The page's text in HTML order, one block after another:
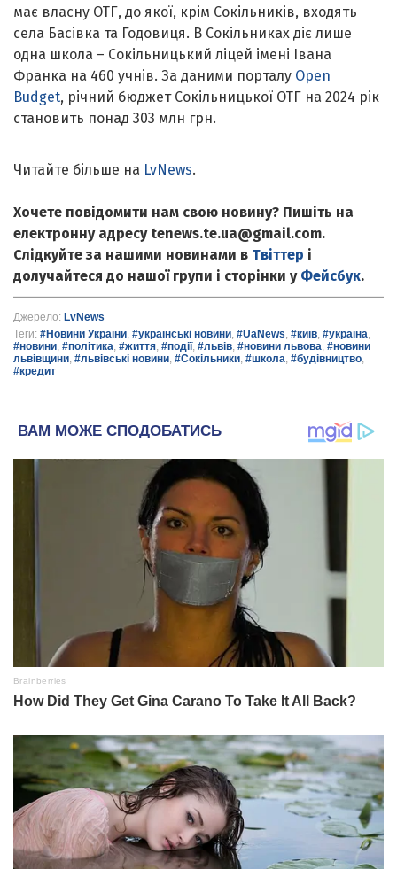
має власну ОТГ, до якої, крім Сокільників, входять
села Басівка та Годовиця. В Сокільниках діє лише
одна школа – Сокільницький ліцей імені Івана
Франка на 460 учнів. За даними порталу Open
Budget, річний бюджет Сокільницької ОТГ на 2024 рік
становить понад 303 млн грн.
Читайте більше на LvNews.
Хочете повідомити нам свою новину? Пишіть на
електронну адресу tenews.te.ua@gmail.com.
Слідкуйте за нашими новинами в Твіттер і
долучайтеся до нашої групи і сторінки у Фейсбук.
Джерело: LvNews
Теги: #Новини України, #українські новини, #UaNews, #київ, #україна,
#новини, #політика, #життя, #події, #львів, #новини львова, #новини
львівщини, #львівські новини, #Сокільники, #школа, #будівництво,
#кредит